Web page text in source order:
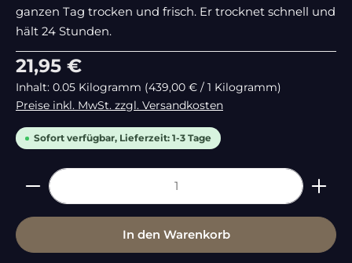
ganzen Tag trocken und frisch. Er trocknet schnell und
hält 24 Stunden.
Regulärer Preis:
21,95 €
Inhalt: 0.05 Kilogramm (439,00 € / 1 Kilogramm)
Preise inkl. MwSt. zzgl. Versandkosten
Sofort verfügbar, Lieferzeit: 1-3 Tage
Produkt Anzahl: Gib den gewünschten Wert
In den Warenkorb